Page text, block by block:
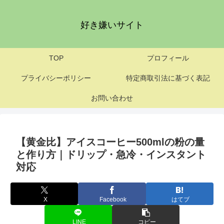
好き嫌いサイト
TOP プロフィール
プライバシーポリシー 特定商取引法に基づく表記
お問い合わせ
【黄金比】アイスコーヒー500mlの粉の量
と作り方｜ドリップ・急冷・インスタント
対応
X Facebook はてブ
LINE コピー